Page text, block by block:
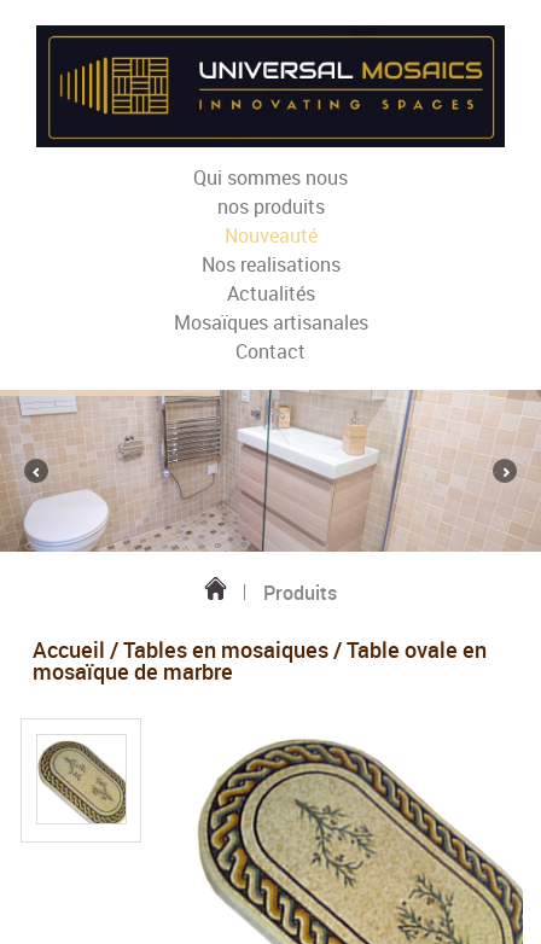
Qui sommes nous
nos produits
Nouveauté
Nos realisations
Actualités
Mosaïques artisanales
Contact
Produits
Accueil /Tables en mosaiques/ Table ovale en
mosaïque de marbre